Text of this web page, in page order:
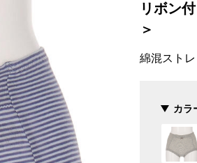
リボン
＞
綿混スト
カラ